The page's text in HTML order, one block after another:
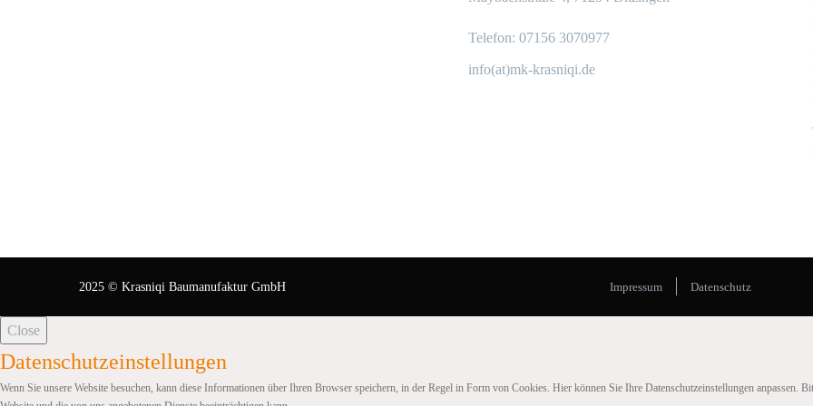
Telefon: 07156 3070977
info(at)mk-krasniqi.de
2025 © Krasniqi Baumanufaktur GmbH Impressum Datenschutz
Close
Datenschutzeinstellungen
Wenn Sie unsere Website besuchen, kann diese Informationen über Ihren Browser speichern, in der Regel in Form von Cookies. Hier können Sie Ihre Datenschutzeinstellungen anpassen.